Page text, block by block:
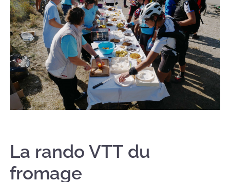
La rando VTT du
fromage